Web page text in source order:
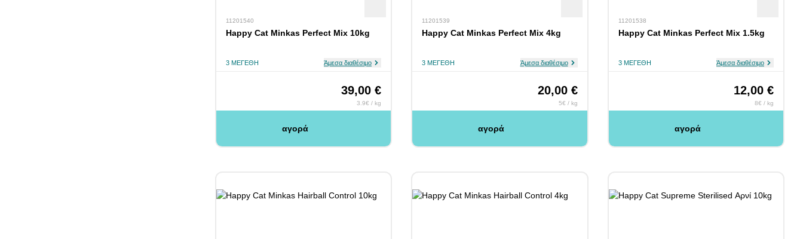
11201540
Happy Cat Minkas Perfect Mix 10kg
3 ΜΕΓΈΘΗ Άμεσα διαθέσιμο
39,00 €
3.9€ / kg
αγορά
11201539
Happy Cat Minkas Perfect Mix 4kg
3 ΜΕΓΈΘΗ Άμεσα διαθέσιμο
20,00 €
5€ / kg
αγορά
11201538
Happy Cat Minkas Perfect Mix 1.5kg
3 ΜΕΓΈΘΗ Άμεσα διαθέσιμο
12,00 €
8€ / kg
αγορά